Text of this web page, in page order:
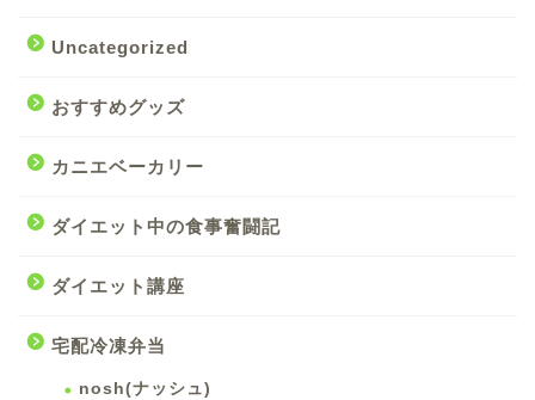
Uncategorized
おすすめグッズ
カニエベーカリー
ダイエット中の食事奮闘記
ダイエット講座
宅配冷凍弁当
nosh(ナッシュ)